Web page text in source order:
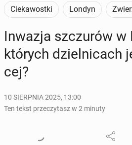
Ciekawostki Londyn
Inwazja szczu­rów w
których dziel­ni­cach
cej?
10 SIERPNIA 2025, 13:00
Ten tekst przeczytasz w 2 minuty